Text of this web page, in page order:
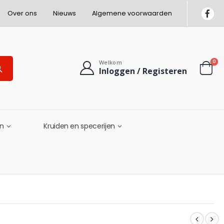
Over ons Nieuws Algemene voorwaarden
Welkom
Inloggen / Registeren
0
Kruiden en specerijen